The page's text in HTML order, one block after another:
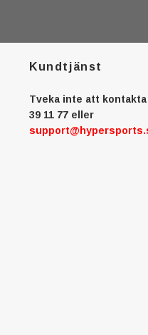
Kundtjänst
Tveka inte att kontakta
39 11 77 eller